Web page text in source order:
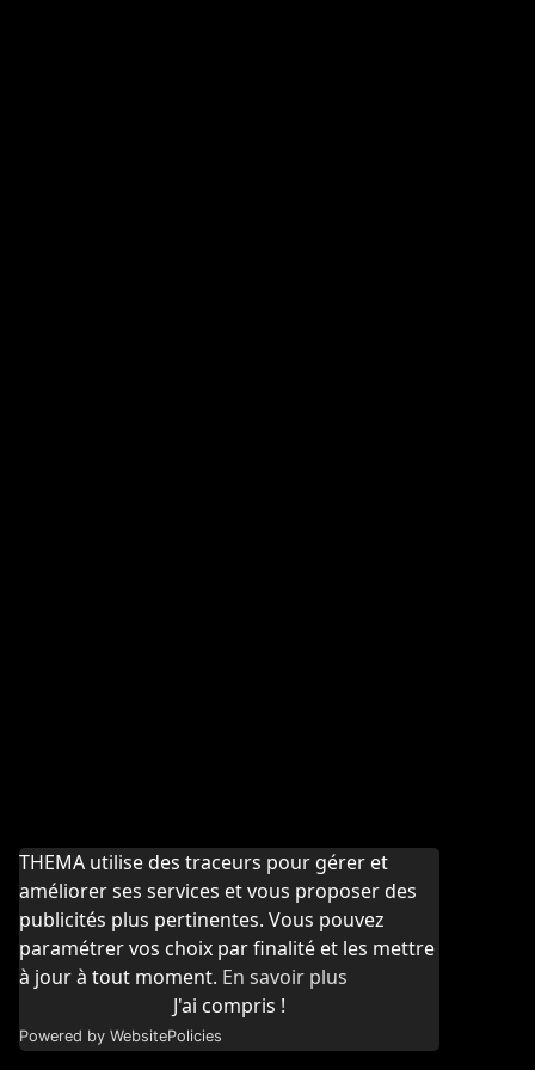
THEMA utilise des traceurs pour gérer et
améliorer ses services et vous proposer des
publicités plus pertinentes. Vous pouvez
paramétrer vos choix par finalité et les mettre
à jour à tout moment. En savoir plus
J'ai compris !
Powered by WebsitePolicies